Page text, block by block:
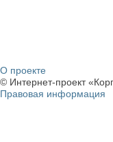
О проекте
© Интернет-проект
Правовая информация